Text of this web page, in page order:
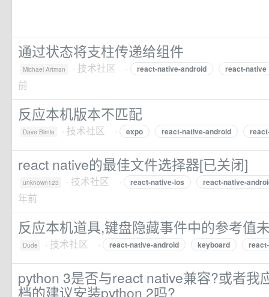
通过状态将支柱传递给组件
Michael Artman · 技术社区 · react-native-android react-native
前
反应本机版本不匹配
Dave Birnie · 技术社区 · expo react-native-android
react native的最佳文件选择器[已关闭]
unknown123 · 技术社区 · react-native-ios react-native-
年前
反应本机道具,键盘隐藏事件中的参考值
Dude · 技术社区 · react-native-android keyboard
python 3是否与react native兼容?或者我
档的建议安装python 2吗?